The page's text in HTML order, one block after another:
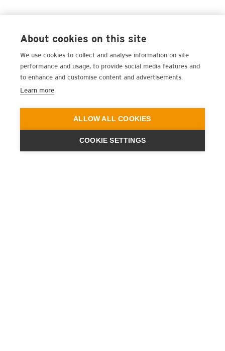
About cookies on this site
We use cookies to collect and analyse information on site
performance and usage, to provide social media features and
to enhance and customise content and advertisements.
Learn more
ALLOW ALL COOKIES
COOKIE SETTINGS